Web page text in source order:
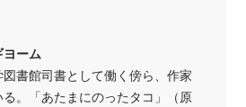
ーム
書館司書として働く傍ら、作家
。「あたまにのったタコ」（原